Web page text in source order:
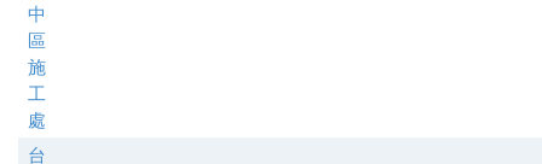
中
區
施
工
處
台